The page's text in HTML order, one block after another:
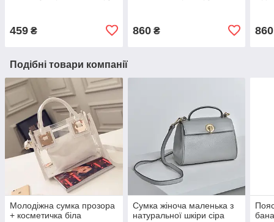
459 ₴ 860₴ 860
Подібні товари компанії
Молодіжна сумка прозора
+ косметичка біла
Сумка жіноча маленька з
натуральної шкіри сіра